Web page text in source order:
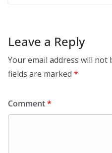
Leave a Reply
Your email address will not
fields are marked *
Comment*